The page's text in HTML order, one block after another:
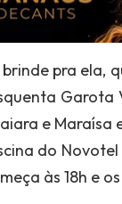
pra ela,
Garota
e
do
às 18h e